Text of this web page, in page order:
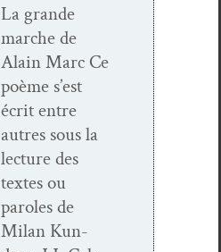
La grande
marche de
Alain Marc Ce
poème s’est
écrit entre
autres sous la
lec­ture des
textes ou
paroles de
Milan Kun­